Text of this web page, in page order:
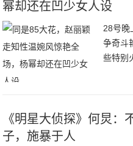
幂却还在凹少女人设
28号晚
争奇斗
些特别
杠杠
《明星大侦探》何炅：
子，施暴于人